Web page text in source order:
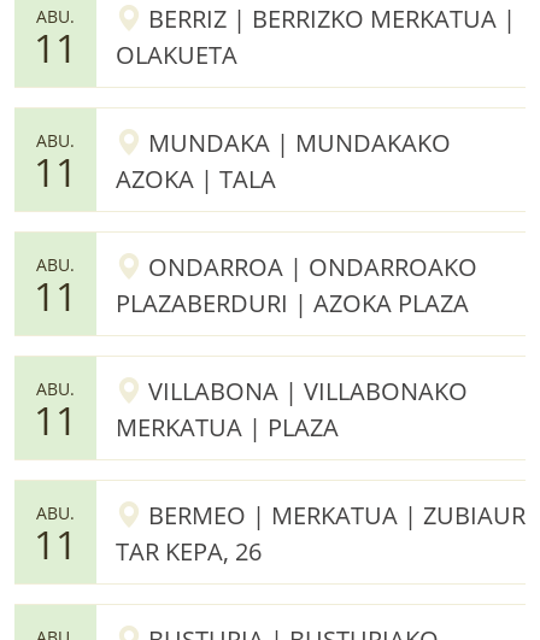
ABU.
11
BERRIZ | BERRIZKO MERKATUA |
OLAKUETA
ABU.
11
MUNDAKA | MUNDAKAKO
AZOKA | TALA
ABU.
11
ONDARROA | ONDARROAKO
PLAZABERDURI | AZOKA PLAZA
ABU.
11
VILLABONA | VILLABONAKO
MERKATUA | PLAZA
ABU.
11
BERMEO | MERKATUA | ZUBIAUR
TAR KEPA, 26